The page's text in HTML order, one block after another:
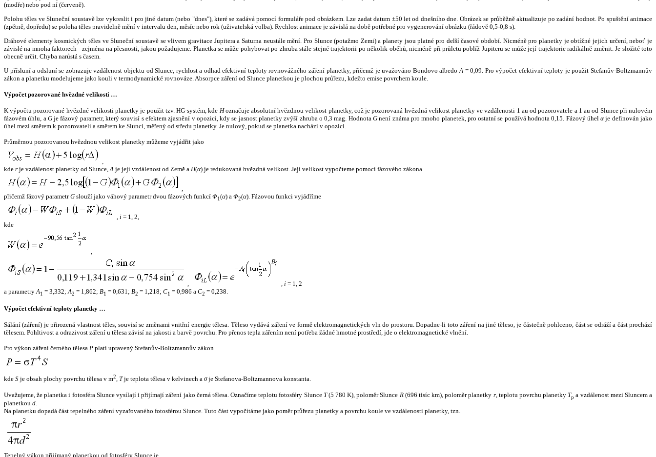
(modře) nebo pod ní (červeně).
Polohu těles ve Sluneční soustavě lze vykreslit i pro jiné datum (nebo "dnes"), které se zadává pomocí formuláře pod obrázkem. Lze zadat datum ±50 let od dnešního dne. Obrázek se průběžně aktualizuje po zadání hodnot. Po spuštění animace
(zpětně, dopředu) se poloha těles pravidelně mění v intervalu den, měsíc nebo rok (uživatelská volba). Rychlost animace je závislá na době potřebné pro vygenerování obrázku (řádově 0,5-0,8 s).
Dráhové elementy kosmických těles ve Sluneční soustavě se vlivem gravitace Jupitera a Saturna neustále mění. Pro Slunce (potažmo Zemi) a planety jsou platné pro delší časové období. Nicméně pro planetky je obtížné jejich určení, neboť je
závislé na mnoha faktorech - zejména na přesnosti, jakou požadujeme. Planetka se může pohybovat po zhruba stále stejné trajektorii po několik oběhů, nicméně při průletu poblíž Jupiteru se může její trajektorie radikálně změnit. Je složité toto
obecně určit. Chyba narůstá s časem.
U přísluní a odsluní se zobrazuje vzdálenost objektu od Slunce, rychlost a odhad efektivní teploty rovnovážného záření planetky, přičemž je uvažováno Bondovo albedo A = 0,09. Pro výpočet efektivní teploty je použit Stefanův-Boltzmannův
zákon a planetku modelujeme jako kouli v termodynamické rovnováze. Absorpce záření od Slunce planetkou je plochou průřezu, kdežto emise povrchem koule.
Výpočet pozorované hvězdné velikosti …
K výpočtu pozorované hvězdné velikosti planetky je použit tzv. HG-systém, kde Hoznačuje absolutní hvězdnou velikost planetky, což je pozorovaná hvězdná velikost planetky ve vzdálenosti 1 au od pozorovatele a 1 au od Slunce při nulovém
fázovém úhlu, a Gje fázový parametr, který souvisí s efektem zjasnění v opozici, kdy se jasnost planetky zvýší zhruba o 0,3 mag. HodnotaG není známa pro mnoho planetek, pro ostatní se používá hodnota 0,15. Fázový úhelα je definován jako
úhel mezi směrem k pozorovateli a směrem ke Slunci, měřený od středu planetky. Je nulový, pokud se planetka nachází v opozici.
Průměrnou pozorovanou hvězdnou velikost planetky můžeme vyjádřit jako
,
kde r je vzdálenost planetky od Slunce,Δ je její vzdálenost od Země a H(α) je redukovaná hvězdná velikost. Její velikost vypočteme pomocí fázového zákona
,
přičemž fázový parametrG slouží jako váhový parametr dvou fázových funkcí Φ1(α) a Φ2(α). Fázovou funkci vyjádříme
, i = 1, 2,
kde
,
, , i = 1, 2
a parametryA1 = 3,332;A2 = 1,862; B1 = 0,631; B2 = 1,218; C1 = 0,986 a C2 = 0,238.
Výpočet efektivní teploty planetky …
Sálání (záření) je přirozená vlastnost těles, souvisí se změnami vnitřní energie tělesa. Těleso vydává záření ve formě elektromagnetických vln do prostoru. Dopadne-li toto záření na jiné těleso, je částečně pohlceno, část se odráží a část prochází
tělesem. Pohltivost a odrazivost záření u tělesa závisí na jakosti a barvě povrchu. Pro přenos tepla zářením není potřeba žádné hmotné prostředí, jde o elektromagnetické vlnění.
Pro výkon záření černého tělesa P platí upravený Stefanův-Boltzmannův zákon
kde S je obsah plochy povrchu tělesa v m2, Tje teplota tělesa v kelvinech a σje Stefanova-Boltzmannova konstanta.
Uvažujeme, že planetka i fotosféra Slunce vysílají i přijímají záření jako černá tělesa. Označíme teplotu fotosféry Slunce T(5 780 K), poloměr Slunce R(696 tisíc km), poloměr planetky r, teplotu povrchu planetky Tp a vzdálenost mezi Sluncem a
planetkou d.
Na planetku dopadá část tepelného záření vyzařovaného fotosférou Slunce. Tuto část vypočítáme jako poměr průřezu planetky a povrchu koule ve vzdálenosti planetky, tzn.
Tepelný výkon přijímaný planetkou od fotosféry Slunce je